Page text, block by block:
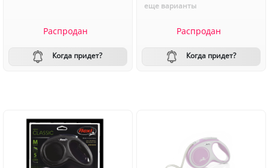
Распродан
Когда придет?
еще варианты
Распродан
Когда придет?